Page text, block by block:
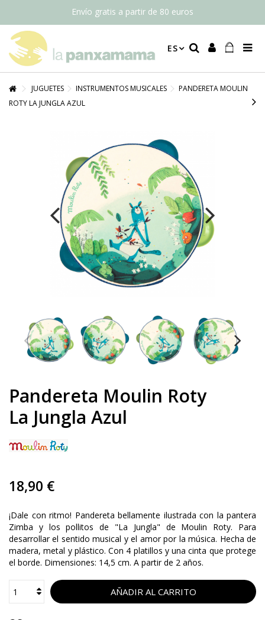
Envío gratis a partir de 80 euros
ES
JUGUETES INSTRUMENTOS MUSICALES
PANDERETA MOULIN
ROTY LA JUNGLA AZUL
Pandereta Moulin Roty
La Jungla Azul
18,90 €
¡Dale con ritmo! Pandereta bellamente ilustrada con la pantera
Zimba y los pollitos de "La Jungla" de Moulin Roty. Para
desarrollar el sentido musical y el amor por la música. Hecha de
madera, metal y plástico. Con 4 platillos y una cinta que protege
el borde. Dimensiones: 14,5 cm. A partir de 2 años.
AÑADIR AL CARRITO